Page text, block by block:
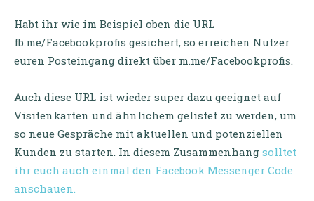
Habt ihr wie im Beispiel oben die URL
fb.me/Facebookprofis gesichert, so erreichen Nutzer
euren Posteingang direkt über m.me/Facebookprofis.
Auch diese URL ist wieder super dazu geeignet auf
Visitenkarten und ähnlichem gelistet zu werden, um
so neue Gespräche mit aktuellen und potenziellen
Kunden zu starten. In diesem Zusammenhang solltet
ihr euch auch einmal den Facebook Messenger Code
anschauen.